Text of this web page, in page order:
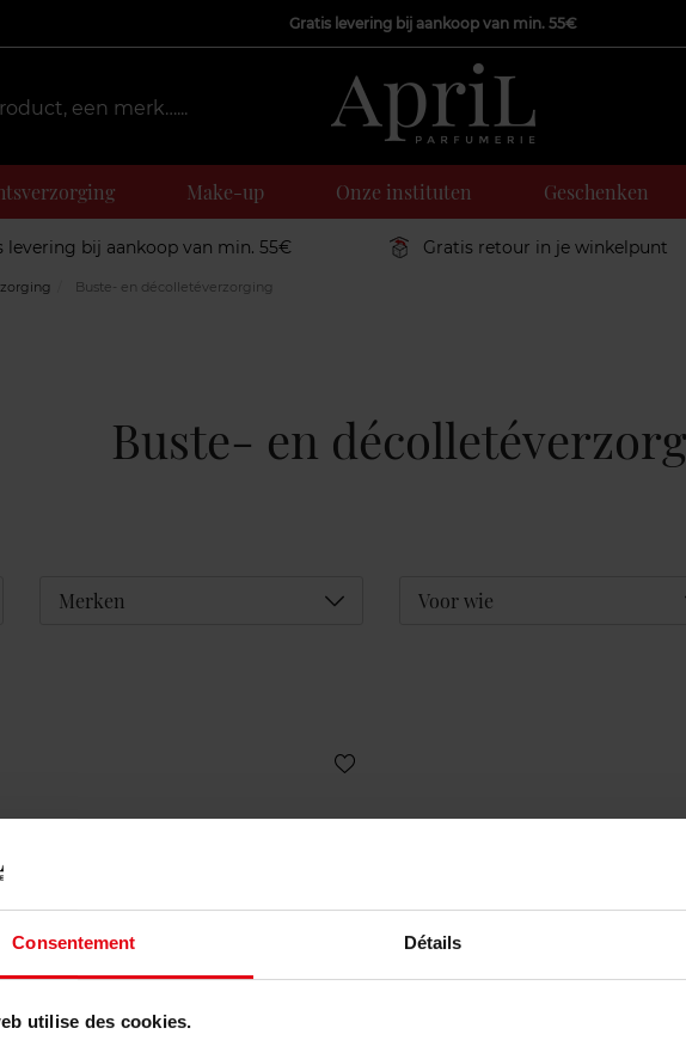
Consentement Détails
utilise des cookies.
Gratis levering bij aankoop van min. 55€
Make-up Onze instituten Geschenken
levering bij aankoop van min. 55€ Gratis retour in je winkelpunt
Buste- en décolletéverzorging
Buste- en
Merken Déplier Voor wie